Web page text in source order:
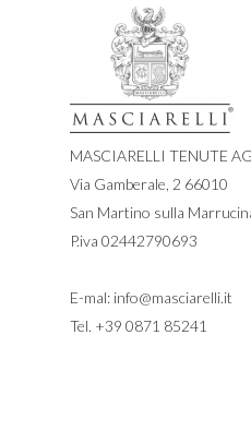
MASCIARELLI TENUTE
Via Gamberale, 2 66010
San Martino sulla
P.iva 02442790693
E-mal: info@masciarelli.it
Tel. +39 0871 85241